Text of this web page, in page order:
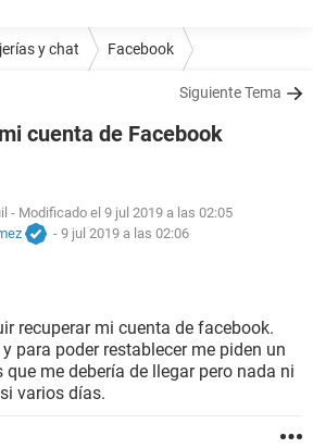
y chat Facebook
Siguiente Tema
cuenta de Facebook
- Modificado el 9 jul 2019 a las 02:05
- 9 jul 2019 a las 02:06
recuperar mi cuenta de facebook.
para poder restablecer me piden un
me debería de llegar pero nada ni
varios días.